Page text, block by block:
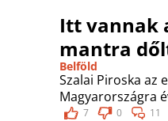
Itt vannak
mantra
Belföld
Szalai Piroska az
Magyarországra
7 0 11